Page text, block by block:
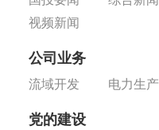
视频新闻
公司业务
流域开发 电力生产
党的建设